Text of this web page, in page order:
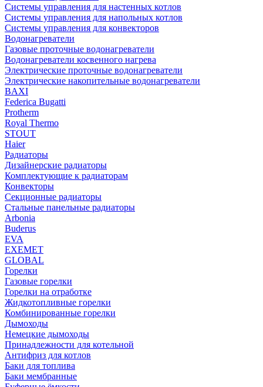
Системы управления для настенных котлов
Системы управления для напольных котлов
Системы управления для конвекторов
Водонагреватели
Газовые проточные водонагреватели
Водонагреватели косвенного нагрева
Электрические проточные водонагреватели
Электрические накопительные водонагреватели
BAXI
Federica Bugatti
Protherm
Royal Thermo
STOUT
Haier
Радиаторы
Дизайнерские радиаторы
Комплектующие к радиаторам
Конвекторы
Секционные радиаторы
Стальные панельные радиаторы
Arbonia
Buderus
EVA
EXEMET
GLOBAL
Горелки
Газовые горелки
Горелки на отработке
Жидкотопливные горелки
Комбинированные горелки
Дымоходы
Немецкие дымоходы
Принадлежности для котельной
Антифриз для котлов
Баки для топлива
Баки мембранные